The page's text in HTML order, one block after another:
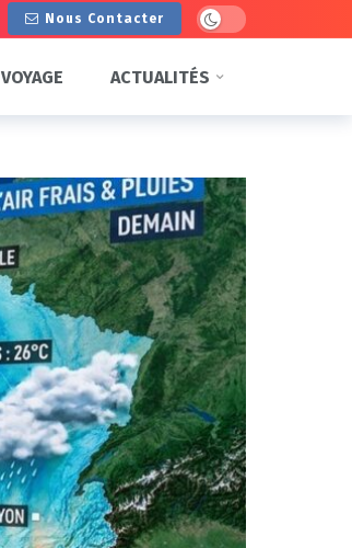
Nous Contacter Dark mode
VOYAGE ACTUALITÉS